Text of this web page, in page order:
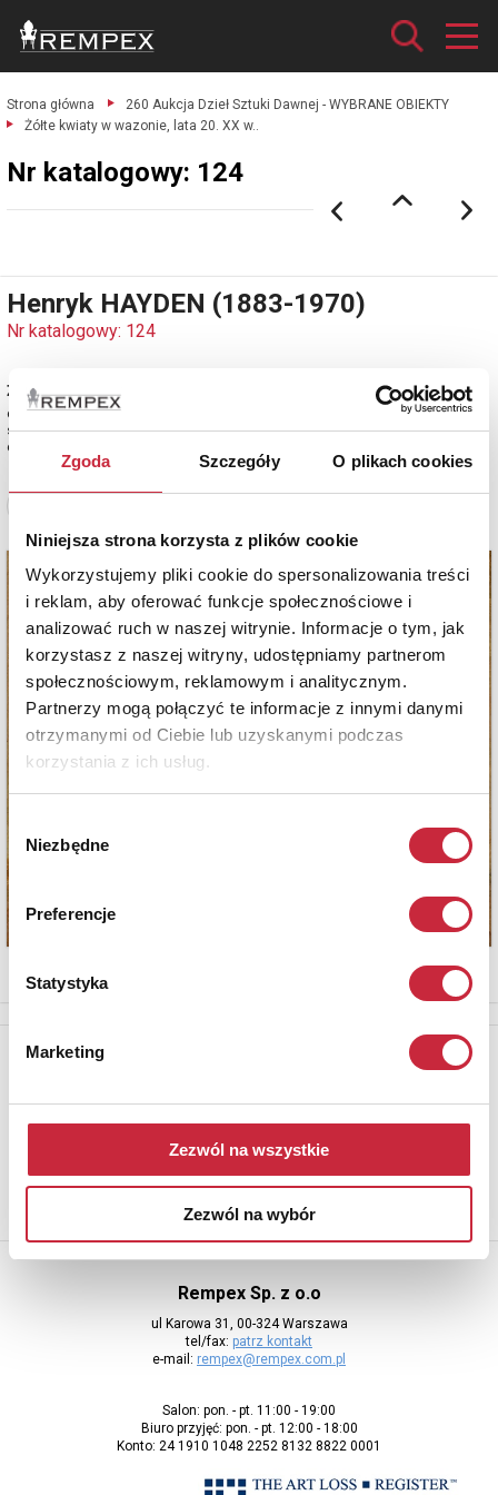
Zgoda Szczegóły O plikach cookies
Niniejsza strona korzysta z plików cookie
Wykorzystujemy pliki cookie do spersonalizowania treści
i reklam, aby oferować funkcje społecznościowe i
analizować ruch w naszej witrynie. Informacje o tym, jak
korzystasz z naszej witryny, udostępniamy partnerom
społecznościowym, reklamowym i analitycznym.
Partnerzy mogą połączyć te informacje z innymi danymi
otrzymanymi od Ciebie lub uzyskanymi podczas
korzystania z ich usług.
zgody
Niezbędne
Preferencje
Statystyka
Marketing
Zezwól na wszystkie
Zezwól na wybór
Strona główna
260 Aukcja Dzieł Sztuki Dawnej - WYBRANE OBIEKTY
Żółte kwiaty w wazonie, lata 20. XX w..
Nr katalogowy: 124
Henryk HAYDEN (1883-1970)
Nr katalogowy: 124
Żółte kwiaty w wazonie, lata 20. XX w.
olej, deska, 36,5 x 44,5 cm (w świetle oprawy);
sygn. p. d.: Hayden;
estymacja: 21 000 - 28 000 zł
Rempex Sp. z o.o
ul Karowa 31, 00-324 Warszawa
tel/fax: patrz kontakt
e-mail: rempex@rempex.com.pl
Salon: pon. - pt. 11:00 - 19:00
Biuro przyjęć: pon. - pt. 12:00 - 18:00
Konto: 24 1910 1048 2252 8132 8822 0001